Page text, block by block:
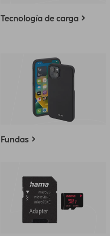
Tecnología de carga
Fundas